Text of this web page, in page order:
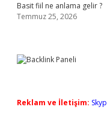
Basit fiil ne anlama gelir ?
Temmuz 25, 2026
Reklam ve İletişim: